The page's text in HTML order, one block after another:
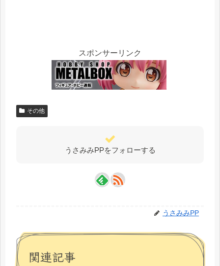
スポンサーリンク
その他
うさみみPPをフォローする
うさみみPP
関連記事